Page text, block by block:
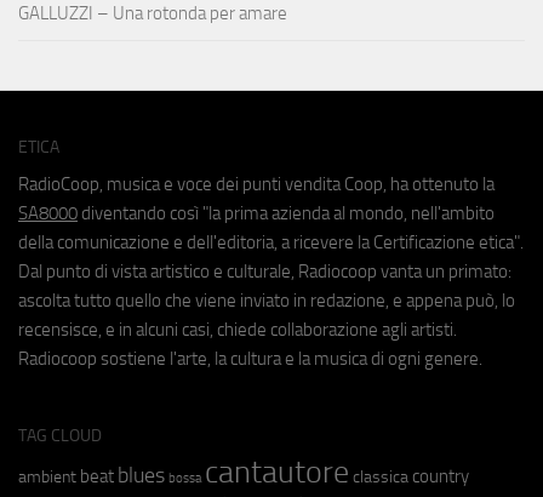
GALLUZZI – Una rotonda per amare
ETICA
RadioCoop, musica e voce dei punti vendita Coop, ha ottenuto la
SA8000 diventando così "la prima azienda al mondo, nell'ambito
della comunicazione e dell'editoria, a ricevere la Certificazione etica".
Dal punto di vista artistico e culturale, Radiocoop vanta un primato:
ascolta tutto quello che viene inviato in redazione, e appena può, lo
recensisce, e in alcuni casi, chiede collaborazione agli artisti.
Radiocoop sostiene l'arte, la cultura e la musica di ogni genere.
TAG CLOUD
ambient beat blues bossa cantautore classica country